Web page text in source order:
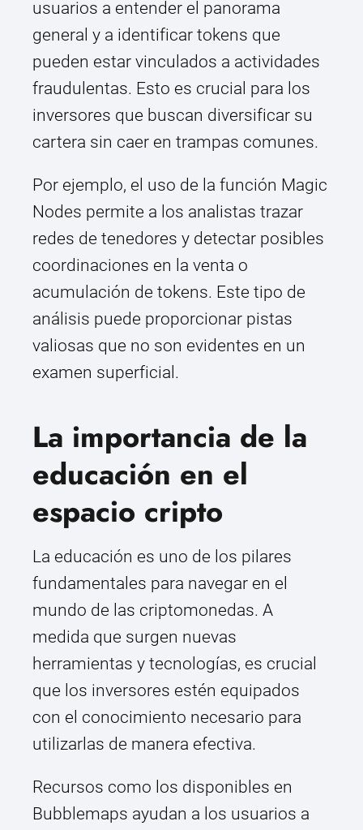
usuarios a entender el panorama
general y a identificar tokens que
pueden estar vinculados a actividades
fraudulentas. Esto es crucial para los
inversores que buscan diversificar su
cartera sin caer en trampas comunes.
Por ejemplo, el uso de la función Magic
Nodes permite a los analistas trazar
redes de tenedores y detectar posibles
coordinaciones en la venta o
acumulación de tokens. Este tipo de
análisis puede proporcionar pistas
valiosas que no son evidentes en un
examen superficial.
La importancia de la
educación en el
espacio cripto
La educación es uno de los pilares
fundamentales para navegar en el
mundo de las criptomonedas. A
medida que surgen nuevas
herramientas y tecnologías, es crucial
que los inversores estén equipados
con el conocimiento necesario para
utilizarlas de manera efectiva.
Recursos como los disponibles en
Bubblemaps ayudan a los usuarios a